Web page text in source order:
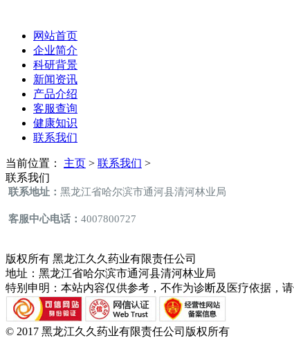
网站首页
企业简介
科研背景
新闻资讯
产品介绍
客服查询
健康知识
联系我们
当前位置： 主页 > 联系我们 >
联系我们
联系地址： 黑龙江省哈尔滨市通河县清河林业局
客服中心电话： 4007800727
版权所有 黑龙江久久药业有限责任公司
地址：黑龙江省哈尔滨市通河县清河林业局
特别申明：本站内容仅供参考，不作为诊断及医疗依据，
© 2017 黑龙江久久药业有限责任公司版权所有